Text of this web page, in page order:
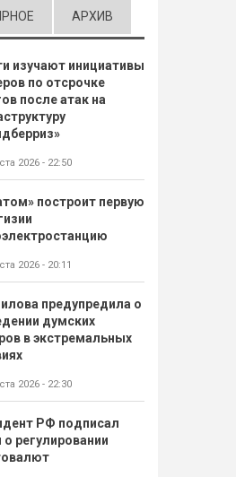
АРХИВ
изучают инициативы
по отсрочке
после атак на
2026 - 22:50
построит первую
2026 - 20:11
предупредила о
думских
в экстремальных
2026 - 22:30
РФ подписал
о регулировании